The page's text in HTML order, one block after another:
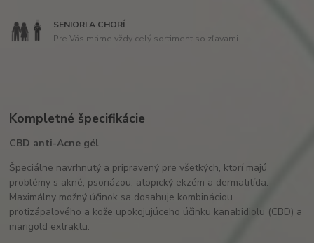
SENIORI A CHORÍ
Pre Vás máme vždy celý sortiment so zľavami
Kompletné špecifikácie
CBD anti-Acne gél
Špeciálne navrhnutý a pripravený pre všetkých, ktorí majú
problémy s akné, psoriázou, atopický ekzém a dermatitída.
Maximálny možný účinok sa dosahuje kombináciou
protizápalového a kože upokojujúceho účinku kanabidiolu (CBD) a
marigold extraktu.